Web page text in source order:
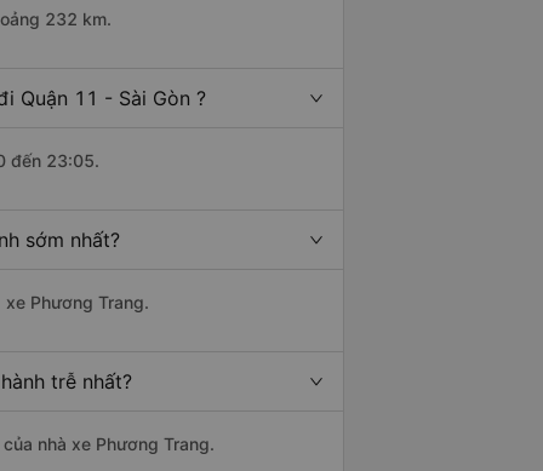
232 km.
Quận 11 - Sài Gòn ?
đến 23:05.
sớm nhất?
Phương Trang.
trễ nhất?
nhà xe Phương Trang.